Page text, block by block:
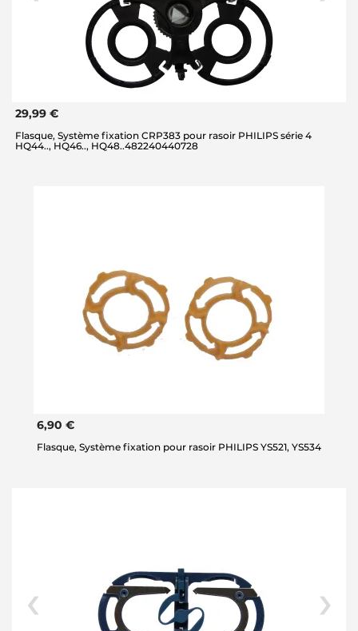
29,99 €
Flasque, Système fixation CRP383 pour rasoir PHILIPS série 4
HQ44.., HQ46.., HQ48..482240440728
6,90 €
Flasque, Système fixation pour rasoir PHILIPS YS521, YS534